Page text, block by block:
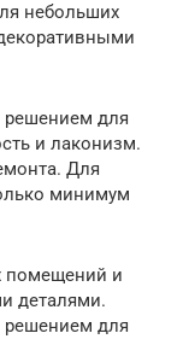
небольших
для
и лаконизм.
Для
минимум
помещений и
деталями.
для